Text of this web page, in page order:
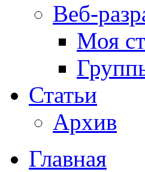
Веб-
Моя
Статьи
Архив
Главная